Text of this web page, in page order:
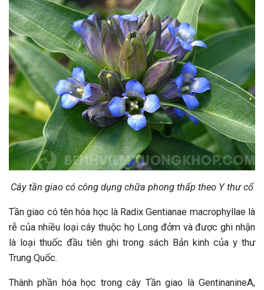
Cây tần giao có công dụng chữa phong thấp theo Y thư cổ
Tần giao có tên hóa học là Radix Gentianae macrophyllae là
rễ của nhiều loại cây thuộc họ Long đởm và được ghi nhận
là loại thuốc đầu tiên ghi trong sách Bản kinh của y thư
Trung Quốc.
Thành phần hóa học trong cây Tần giao là GentinanineA,